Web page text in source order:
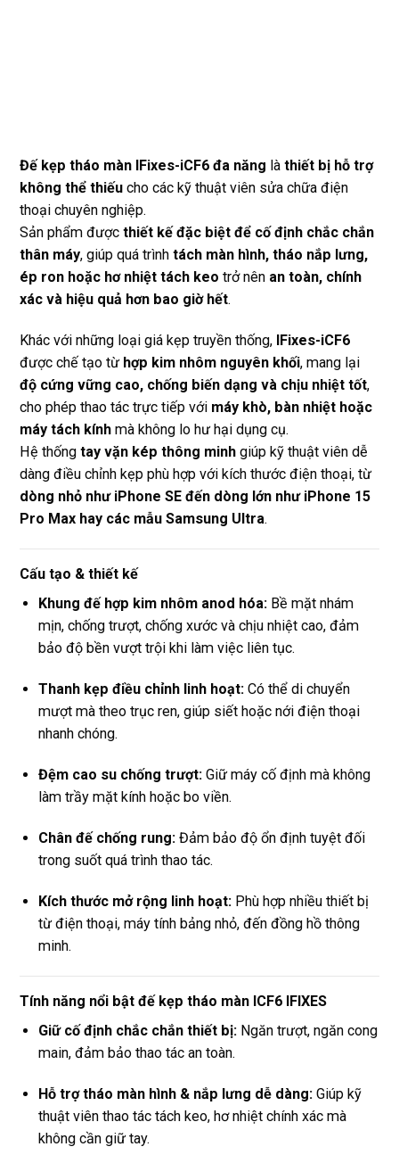
Đế kẹp tháo màn IFixes-iCF6 đa năng là thiết bị hỗ trợ
không thể thiếu cho các kỹ thuật viên sửa chữa điện
thoại chuyên nghiệp.
Sản phẩm được thiết kế đặc biệt để cố định chắc chắn
thân máy, giúp quá trình tách màn hình, tháo nắp lưng,
ép ron hoặc hơ nhiệt tách keo trở nên an toàn, chính
xác và hiệu quả hơn bao giờ hết.
Khác với những loại giá kẹp truyền thống, IFixes-iCF6
được chế tạo từ hợp kim nhôm nguyên khối, mang lại
độ cứng vững cao, chống biến dạng và chịu nhiệt tốt,
cho phép thao tác trực tiếp với máy khò, bàn nhiệt hoặc
máy tách kính mà không lo hư hại dụng cụ.
Hệ thống tay vặn kép thông minh giúp kỹ thuật viên dễ
dàng điều chỉnh kẹp phù hợp với kích thước điện thoại, từ
dòng nhỏ như iPhone SE đến dòng lớn như iPhone 15
Pro Max hay các mẫu Samsung Ultra.
Cấu tạo & thiết kế
Khung đế hợp kim nhôm anod hóa: Bề mặt nhám
mịn, chống trượt, chống xước và chịu nhiệt cao, đảm
bảo độ bền vượt trội khi làm việc liên tục.
Thanh kẹp điều chỉnh linh hoạt: Có thể di chuyển
mượt mà theo trục ren, giúp siết hoặc nới điện thoại
nhanh chóng.
Đệm cao su chống trượt: Giữ máy cố định mà không
làm trầy mặt kính hoặc bo viền.
Chân đế chống rung: Đảm bảo độ ổn định tuyệt đối
trong suốt quá trình thao tác.
Kích thước mở rộng linh hoạt: Phù hợp nhiều thiết bị
từ điện thoại, máy tính bảng nhỏ, đến đồng hồ thông
minh.
Tính năng nổi bật đế kẹp tháo màn ICF6 IFIXES
Giữ cố định chắc chắn thiết bị: Ngăn trượt, ngăn cong
main, đảm bảo thao tác an toàn.
Hỗ trợ tháo màn hình & nắp lưng dễ dàng: Giúp kỹ
thuật viên thao tác tách keo, hơ nhiệt chính xác mà
không cần giữ tay.